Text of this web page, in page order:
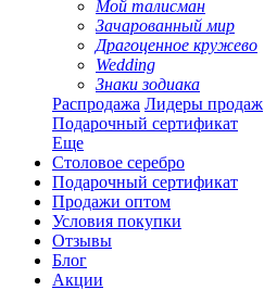
Мой талисман
Зачарованный мир
Драгоценное кружево
Wedding
Знаки зодиака
Распродажа Лидеры продаж
Подарочный сертификат
Еще
Столовое серебро
Подарочный сертификат
Продажи оптом
Условия покупки
Отзывы
Блог
Акции